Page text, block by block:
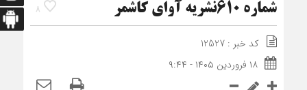
8 شماره 610نشریه آوای کاشمر
کد خبر : 12527
۱۸ فروردین ۱۴۰۵ - ۹:۴۴